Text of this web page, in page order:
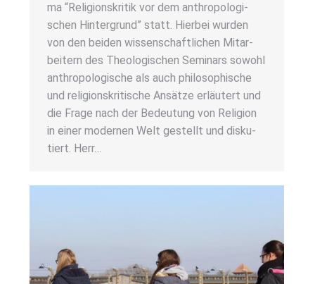
ma “Reli­gi­ons­kri­tik vor dem anthro­po­lo­gi­
schen Hin­ter­grund” statt. Hier­bei wur­den
von den bei­den wis­sen­schaft­li­chen Mit­ar­
bei­tern des Theo­lo­gi­schen Semi­nars sowohl
anthro­po­lo­gi­sche als auch phi­lo­so­phi­sche
und reli­gi­ons­kri­ti­sche Ansät­ze erläu­tert und
die Fra­ge nach der Bedeu­tung von Reli­gi­on
in einer moder­nen Welt gestellt und dis­ku­
tiert. Herr…